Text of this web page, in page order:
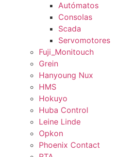
Autómatos
Consolas
Scada
Servomotores
Fuji_Monitouch
Grein
Hanyoung Nux
HMS
Hokuyo
Huba Control
Leine Linde
Opkon
Phoenix Contact